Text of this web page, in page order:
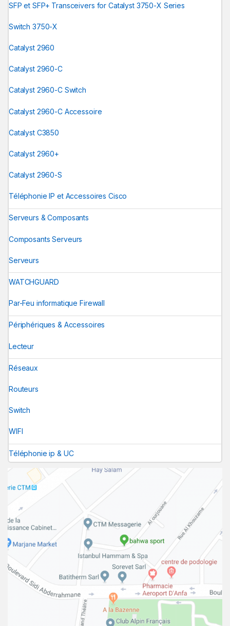
SFP et SFP+ Transceivers for Catalyst 3750-X Series
Switch 3750-X
Catalyst 2960
Catalyst 2960-C
Catalyst 2960-C Switch
Catalyst 2960-C Accessoire
Catalyst C3850
Catalyst 2960+
Catalyst 2960-S
Téléphonie IP et Accessoires Cisco
Serveurs & Composants
Composants Serveurs
Serveurs
WATCHGUARD
Par-Feu informatique Firewall
Périphériques & Accessoires
Lecteur
Réseaux
Routeurs
Switch
WIFI
Téléphonie ip & UC